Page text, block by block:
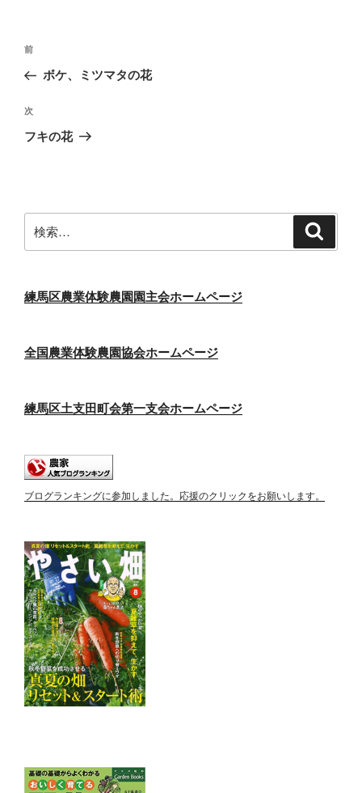
投
ナ
ビ
ゲ
ン
前
の
稿
前
ボケ、ミツマタの花
次
の
次
フキの花
索:
練馬区農業体験農園園主会ホームページ
全国農業体験農園協会ホームページ
練馬区土支田町会第一支会ホームページ
ブログランキングに参加しました。応援のクリックをお願いします。